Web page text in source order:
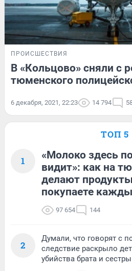
ПРОИСШЕСТВИЯ
В «Кольцово» сняли с
тюменского
6 декабря, 2021, 22:23 14 794
ТОП 5
1
«Молоко здесь
видит»: как на
делают
покупаете
97 654 144
2
Думали, что говорят с
следствие раскрыло
убийства брата и